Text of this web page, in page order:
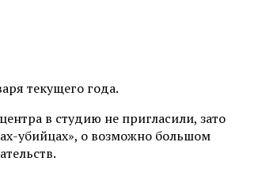
текущего года.
в студию не пригласили, зато
убийцах», о возможно большом